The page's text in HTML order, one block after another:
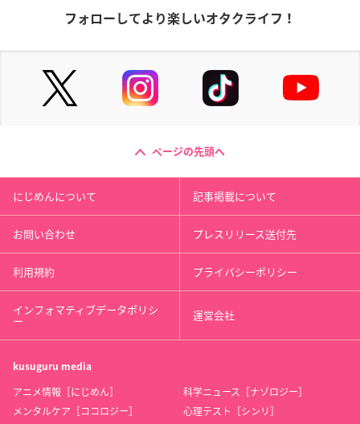
フォローしてより楽しいオタクライフ！
ページの先頭へ
にじめんについて 記事掲載について
お問い合わせ プレスリリース送付先
利用規約 プライバシーポリシー
インフォマティブデータポリシ
ー 運営会社
kusuguru media
アニメ情報［にじめん］
科学ニュース［ナゾロジー］
メンタルケア［ココロジー］
心理テスト［シンリ］